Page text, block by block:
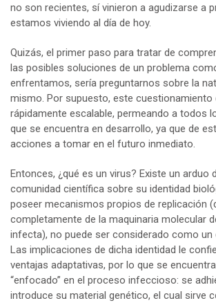
no son recientes, sí vinieron a agudizarse a
estamos viviendo al día de hoy.
Quizás, el primer paso para tratar de
las posibles soluciones de un problema
enfrentamos, sería preguntarnos sobre la
mismo. Por supuesto, este cuestionamiento
rápidamente escalable, permeando a todos
que se encuentra en desarrollo, ya que de
acciones a tomar en el futuro inmediato.
Entonces, ¿qué es un virus? Existe un arduo
comunidad científica sobre su identidad
poseer mecanismos propios de replicación
completamente de la maquinaria molecular
infecta), no puede ser considerado como un
Las implicaciones de dicha identidad le
ventajas adaptativas, por lo que se
“enfocado” en el proceso infeccioso: se
introduce su material genético, el cual sirve